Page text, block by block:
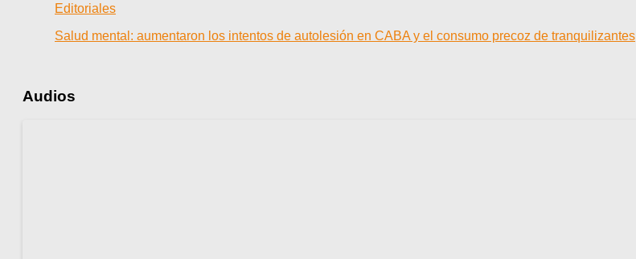
Editoriales
Salud mental: aumentaron los intentos de autolesión en CABA y el consumo precoz de tranquilizantes
Audios